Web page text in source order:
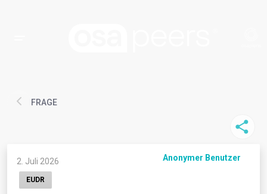
FRAGE
2. Juli 2026 Anonymer Benutzer
EUDR